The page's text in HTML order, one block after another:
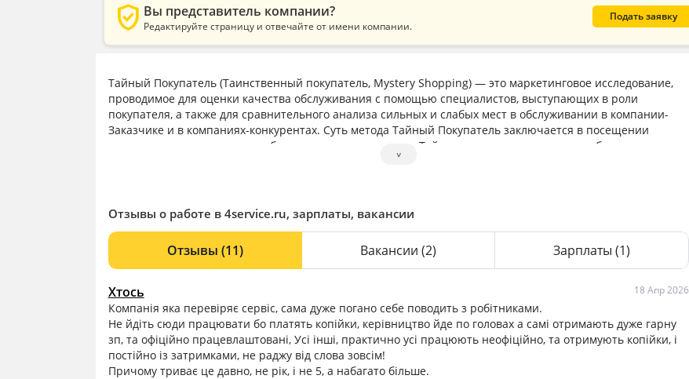
verified_user Вы представитель компании?
Редактируйте страницу и отвечайте от имени компании.
Подать заявку
Тайный Покупатель (Таинственный покупатель, Mystery Shopping) — это маркетинговое исследование,
проводимое для оценки качества обслуживания с помощью специалистов, выступающих в роли
покупателя, а также для сравнительного анализа сильных и слабых мест в обслуживании в компании-
Заказчике и в компаниях-конкурентах. Суть метода Тайный Покупатель заключается в посещении
торговых точек специально обученными сотрудниками. Тайные покупатели под видом обычных
покупателей оценивают работу персонала магазина, умение продавцов презентовать товар, раскрывать
найти на нашем официальном сайте.
˅
Отзывы о работе в 4service.ru, зарплаты, вакансии
Отзывы (11) Вакансии (2) Зарплаты (1)
Хтось 18 Апр 2026
Компанія яка перевіряє сервіс, сама дуже погано себе поводить з робітниками.
Не йдіть сюди працювати бо платять копійки, керівництво йде по головах а самі отримають дуже гарну
зп, та офіційно працевлаштовані, Усі інші, практично усі працюють неофіційно, та отримують копійки, і
постійно із затримками, не раджу від слова зовсім!
Причому триває це давно, не рік, і не 5, а набагато більше.